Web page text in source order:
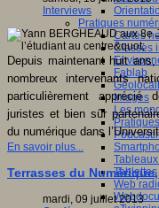
Pratiques
Cartes
Classes
Fablab
Images
Les
Tablettes
Web
Interviews
Depuis maintenant huit
nombreux intervenants
particulièrement apprécié
juristes et bien sûr
du numérique dans
En savoir plus...
Terrasses du
mardi, 09 juillet 2013